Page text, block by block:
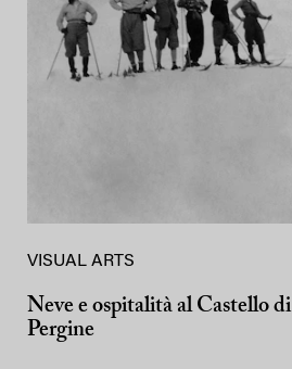
VISUAL ARTS
Neve e ospitalità al Castello di
Pergine